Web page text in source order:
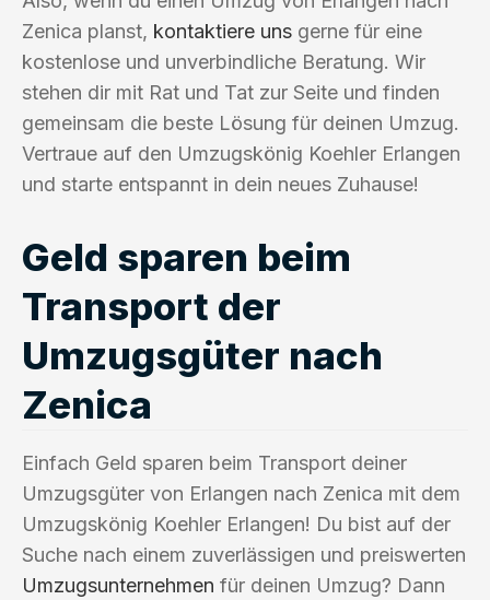
Zenica planst, kontaktiere uns gerne für eine
kostenlose und unverbindliche Beratung. Wir
stehen dir mit Rat und Tat zur Seite und finden
gemeinsam die beste Lösung für deinen Umzug.
Vertraue auf den Umzugskönig Koehler Erlangen
und starte entspannt in dein neues Zuhause!
Geld sparen beim
Transport der
Umzugsgüter nach
Zenica
Einfach Geld sparen beim Transport deiner
Umzugsgüter von Erlangen nach Zenica mit dem
Umzugskönig Koehler Erlangen! Du bist auf der
Suche nach einem zuverlässigen und preiswerten
Umzugsunternehmen für deinen Umzug? Dann